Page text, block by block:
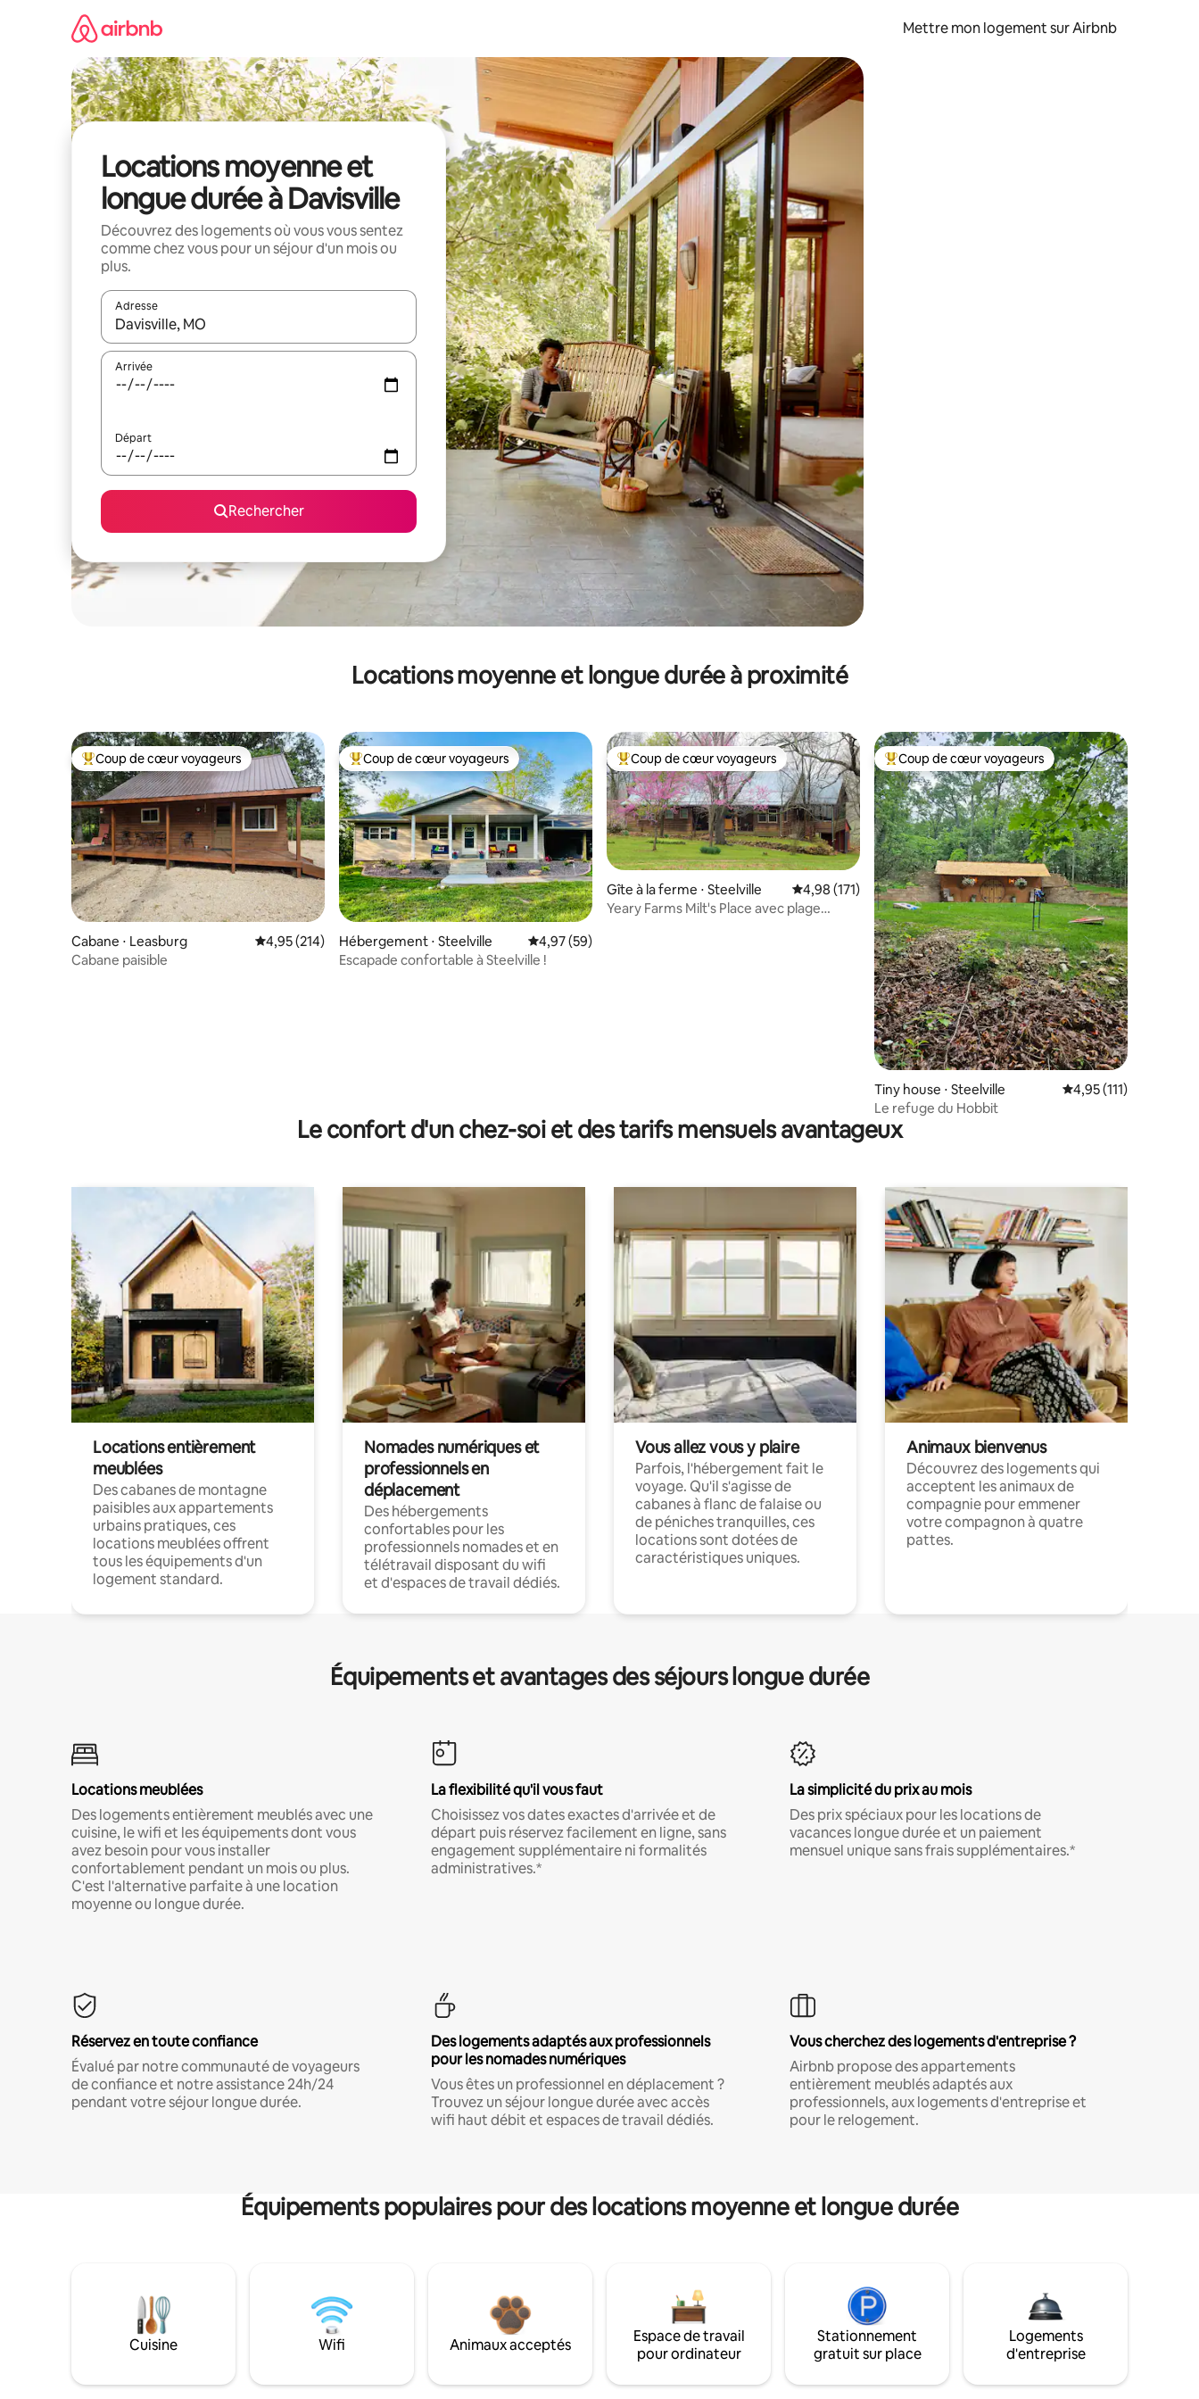
Mettre mon logement sur Airbnb
Locations moyenne et
longue durée à Davisville
Découvrez des logements où vous vous sentez
comme chez vous pour un séjour d'un mois ou
plus.
Adresse
Lorsque les résultats s'affichent, utilisez les flèches vers le haut et vers le bas pour les parcourir ou en appuyant et en faisant glisser.
Arrivée
Départ
Rechercher
Locations moyenne et longue durée à proximité
Coups de cœur voyageurs les plus appréciés
Coup de cœur voyageurs
Cabane ⋅ Leasburg Évaluation moyenne sur la base de 214 commentaires : 4,95 sur 5
4,95 (214)
Cabane paisible
Coups de cœur voyageurs les plus appréciés
Coup de cœur voyageurs
Hébergement ⋅ Steelville Évaluation moyenne sur la base de 59 commentaires : 4,97 sur 5
4,97 (59)
Escapade confortable à Steelville !
Coups de cœur voyageurs les plus appréciés
Coup de cœur voyageurs
Gîte à la ferme ⋅ Steelville Évaluation moyenne sur la base de 171 commentaires : 4,98 sur 5
4,98 (171)
Yeary Farms Milt's Place avec plage
Coups de cœur voyageurs les plus appréciés
Coup de cœur voyageurs
Tiny house ⋅ Steelville Évaluation moyenne
4,95 (111)
Le refuge du Hobbit
Le confort d'un chez-soi et des tarifs mensuels avantageux
Locations entièrement
meublées
Des cabanes de montagne
paisibles aux appartements
urbains pratiques, ces
locations meublées offrent
tous les équipements d'un
logement standard.
Nomades numériques et
professionnels en
déplacement
Des hébergements
confortables pour les
professionnels nomades et en
télétravail disposant du wifi
et d'espaces de travail dédiés.
Vous allez vous y plaire
Parfois, l'hébergement fait le
voyage. Qu'il s'agisse de
cabanes à flanc de falaise ou
de péniches tranquilles, ces
locations sont dotées de
caractéristiques uniques.
Animaux bienvenus
Découvrez des logements qui
acceptent les animaux de
compagnie pour emmener
votre compagnon à quatre
pattes.
Équipements et avantages des séjours longue durée
Locations meublées
Des logements entièrement meublés avec une
cuisine, le wifi et les équipements dont vous
avez besoin pour vous installer
confortablement pendant un mois ou plus.
C'est l'alternative parfaite à une location
moyenne ou longue durée.
La flexibilité qu'il vous faut
Choisissez vos dates exactes d'arrivée et de
départ puis réservez facilement en ligne, sans
engagement supplémentaire ni formalités
administratives.*
La simplicité du prix au mois
Des prix spéciaux pour les locations de
vacances longue durée et un paiement
mensuel unique sans frais supplémentaires.*
Réservez en toute confiance
Évalué par notre communauté de voyageurs
de confiance et notre assistance 24h/24
pendant votre séjour longue durée.
Des logements adaptés aux professionnels
pour les nomades numériques
Vous êtes un professionnel en déplacement ?
Trouvez un séjour longue durée avec accès
wifi haut débit et espaces de travail dédiés.
Vous cherchez des logements d'entreprise ?
Airbnb propose des appartements
entièrement meublés adaptés aux
professionnels, aux logements d'entreprise et
pour le relogement.
Équipements populaires pour des locations moyenne et longue durée
Cuisine Wifi Animaux acceptés
Espace de travail
pour ordinateur
Stationnement
gratuit sur place
Logements
d'entreprise